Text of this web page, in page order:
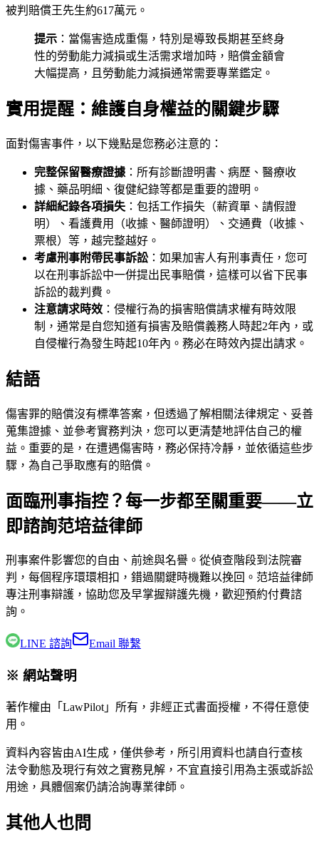
被判賠償王先生約617萬元。
提示 ：當傷害造成重傷，特別是導致長期甚至終身
性的勞動能力減損或生活需求增加時，賠償金額會
大幅提高，且勞動能力減損通常需要專業鑑定。
實用提醒：維護自身權益的關鍵步驟
面對傷害事件，以下幾點是您務必注意的：
完整保留醫療證據 ：所有診斷證明書、病歷、醫療收
據、藥品明細、復健紀錄等都是重要的證明。
詳細紀錄各項損失 ：包括工作損失（薪資單、請假證
明）、看護費用（收據、醫師證明）、交通費（收據、
票根）等，越完整越好。
考慮刑事附帶民事訴訟：如果加害人有刑事責任，您可
以在刑事訴訟中一併提出民事賠償，這樣可以省下民事
訴訟的裁判費。
注意請求時效 ：侵權行為的損害賠償請求權有時效限
制，通常是自您知道有損害及賠償義務人時起2年內，或
自侵權行為發生時起10年內。務必在時效內提出請求。
結語
傷害罪的賠償沒有標準答案，但透過了解相關法律規定、妥善
蒐集證據、並參考實務判決，您可以更清楚地評估自己的權
益。重要的是，在遭遇傷害時，務必保持冷靜，並依循這些步
驟，為自己爭取應有的賠償。
面臨刑事指控？每一步都至關重要——立
即諮詢范培益律師
刑事案件影響您的自由、前途與名譽。從偵查階段到法院審
判，每個程序環環相扣，錯過關鍵時機難以挽回。 范培益律師
專注刑事辯護，協助您及早掌握辯護先機，歡迎預約付費諮
詢。
LINE 諮詢 Email 聯繫
※ 網站聲明
著作權由「LawPilot」所有，非經正式書面授權，不得任意使
用。
資料內容皆由AI生成，僅供參考，所引用資料也請自行查核
法令動態及現行有效之實務見解，不宜直接引用為主張或訴訟
用途，具體個案仍請洽詢專業律師。
其他人也問